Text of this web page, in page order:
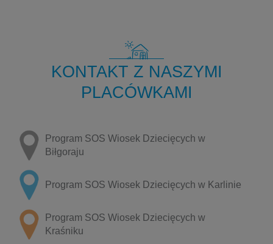
KONTAKT Z NASZYMI
PLACÓWKAMI
Program SOS Wiosek Dziecięcych w
Biłgoraju
Program SOS Wiosek Dziecięcych w Karlinie
Program SOS Wiosek Dziecięcych w
Kraśniku